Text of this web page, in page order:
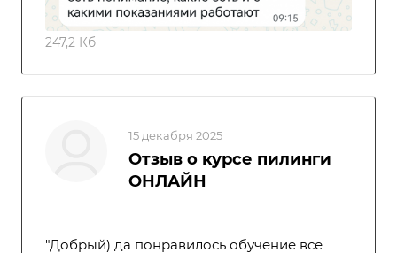
247,2 Кб
15 декабря 2025
Отзыв о курсе пилинги
ОНЛАЙН
"Добрый) да понравилось обучение все